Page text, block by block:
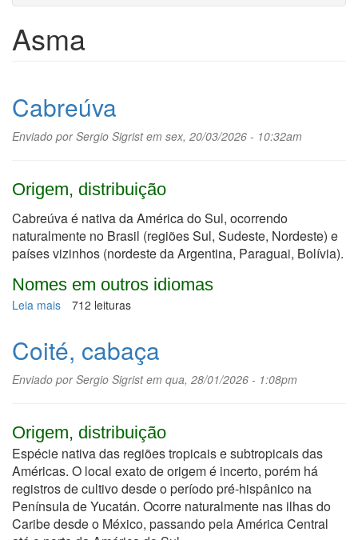
Asma
Cabreúva
Enviado porSergio Sigristem sex, 20/03/2026 - 10:32am
Origem, distribuição
Cabreúva é nativa da América do Sul, ocorrendo
naturalmente no Brasil (regiões Sul, Sudeste, Nordeste) e
países vizinhos (nordeste da Argentina, Paraguai, Bolívia).
Nomes em outros idiomas
Leia mais sobre
712 leituras
Coité, cabaça
Enviado porSergio Sigristem qua, 28/01/2026 - 1:08pm
Origem, distribuição
Espécie nativa das regiões tropicais e subtropicais das
Américas. O local exato de origem é incerto, porém há
registros de cultivo desde o período pré-hispânico na
Península de Yucatán. Ocorre naturalmente nas ilhas do
Caribe desde o México, passando pela América Central